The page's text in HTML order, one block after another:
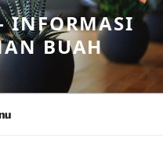
INFORMASI
BUAH